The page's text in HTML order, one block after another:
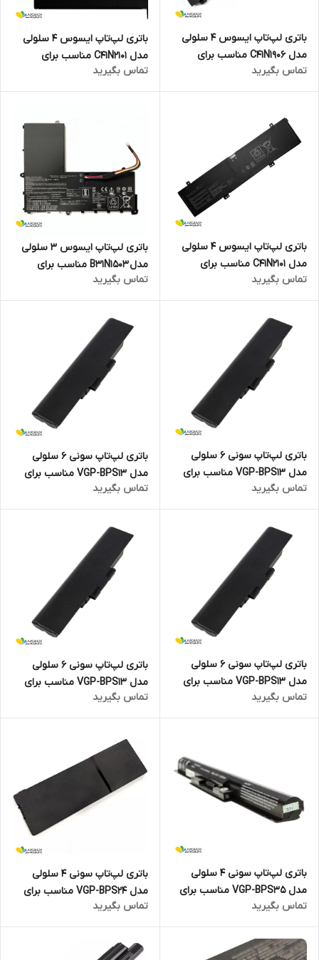
باتری لپ‌تاپ ایسوس 4 سلولی
مدل C41N1906 مناسب برای
لپ‌تاپ ASUS TUF Gaming
FX506
تماس بگیرید
باتری لپ‌تاپ ایسوس 4 سلولی
مدل C41N2101 مناسب برای
لپ‌تاپ Asus ROG Zephyrus
G14 GA402
تماس بگیرید
باتری لپ‌تاپ ایسوس 4 سلولی
مدل C41N2101 مناسب برای
لپ‌تاپ ASUS TUF Dash F15
FX517
تماس بگیرید
باتری لپ‌تاپ ایسوس 3 سلولی
مدل B31N1503 مناسب برای
لپ‌تاپ Asus EeeBook E202SA
تماس بگیرید
باتری لپ‌تاپ سونی 6 سلولی
مدل VGP-BPS13 مناسب برای
لپ‌تاپ SONY VAIO VGN-SR
تماس بگیرید
باتری لپ‌تاپ سونی 6 سلولی
مدل VGP-BPS13 مناسب برای
لپ‌تاپ SONY VAIO VGN-NW
تماس بگیرید
باتری لپ‌تاپ سونی 6 سلولی
مدل VGP-BPS13 مناسب برای
لپ‌تاپ SONY VAIO VGN-FW
تماس بگیرید
باتری لپ‌تاپ سونی 6 سلولی
مدل VGP-BPS13 مناسب برای
لپ‌تاپ SONY VAIO VGN-CS
تماس بگیرید
باتری لپ‌تاپ سونی 4 سلولی
مدل VGP-BPS35 مناسب برای
لپ‌تاپ Sony Vaio SVF14
تماس بگیرید
باتری لپ‌تاپ سونی 4 سلولی
مدل VGP-BPS24 مناسب برای
لپ‌تاپ SONY VAIO VPCSC
تماس بگیرید